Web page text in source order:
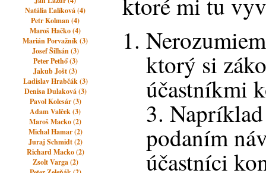
Natália Ľalíková (4)
Petr Kolman (4)
Maroš Hačko (4)
Marián Porvažník (3)
Josef Šilhán (3)
Peter Pethő (3)
Jakub Jošt (3)
Ladislav Hrabčák (3)
Denisa Dulaková (3)
Pavol Kolesár (3)
Adam Valček (3)
Maroš Macko (2)
Michal Hamar (2)
Juraj Schmidt (2)
Richard Macko (2)
Zsolt Varga (2)
ktorý si
účastníkmi
3.
podaním
účastníci